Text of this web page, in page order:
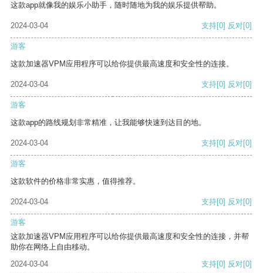
这款app就像我的娱乐小助手，随时随地为我的娱乐提供帮助。
2024-03-04 支持[0] 反对[0]
游客
这款加速器VPM应用程序可以给你提供最高速度和安全性的连接。
2024-03-04 支持[0] 反对[0]
游客
这款app的路线规划非常精准，让我能够快速到达目的地。
2024-03-04 支持[0] 反对[0]
游客
这款软件的价格非常实惠，值得推荐。
2024-03-04 支持[0] 反对[0]
游客
这款加速器VPM应用程序可以给你提供最高速度和安全性的连接，并帮
助你在网络上自由移动。
2024-03-04
支持[0] 反对[0]